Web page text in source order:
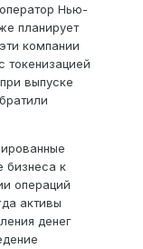
Нью-
планирует
компании
выпуске
бизнеса к
операций
активы
денег